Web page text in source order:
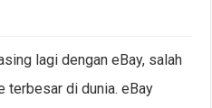
lagi dengan eBay, salah
terbesar di dunia. eBay